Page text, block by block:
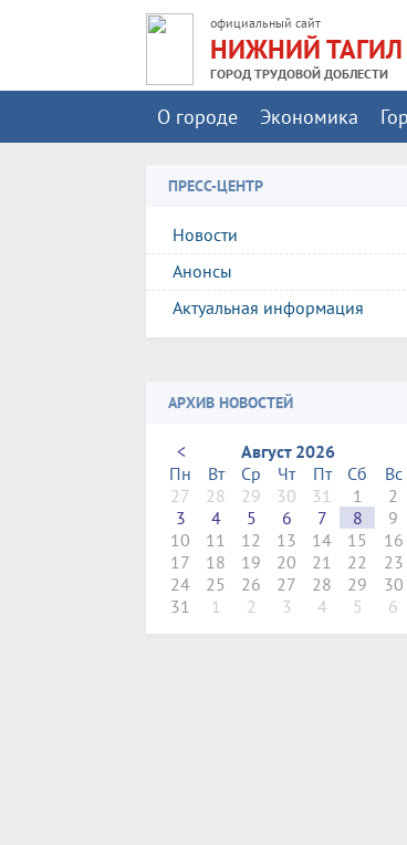
официальный сайт
НИЖНИЙ ТАГИЛ
ГОРОД ТРУДОВОЙ ДОБЛЕСТИ
О городе Экономика
ПРЕСС-ЦЕНТР
Новости
Анонсы
Актуальная информация
АРХИВ НОВОСТЕЙ
<
Август 2026
Пн
Вт Ср Чт Пт Сб
Вс
27
28 29 30 31 1
2
3
4 5 6 7 8
9
10
11 12 13 14 15
16
17
18 19 20 21 22
23
24
25 26 27 28 29
30
31
1 2 3 4 5 6